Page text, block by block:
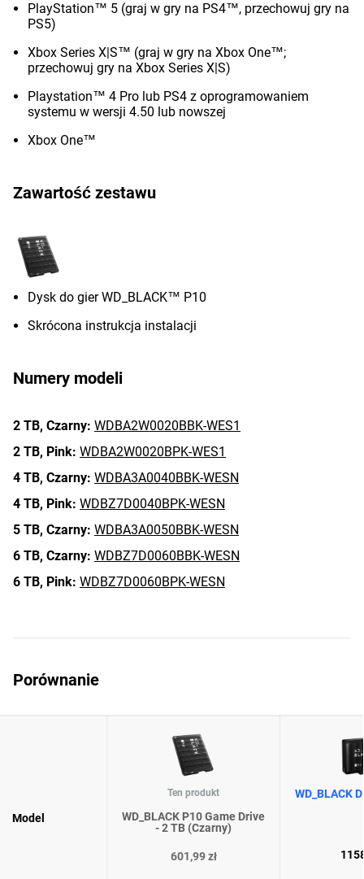
PlayStation™ 5 (graj w gry na PS4™, przechowuj gry na
PS5)
Xbox Series X|S™ (graj w gry na Xbox One™;
przechowuj gry na Xbox Series X|S)
Playstation™ 4 Pro lub PS4 z oprogramowaniem
systemu w wersji 4.50 lub nowszej
Xbox One™
Zawartość zestawu
Dysk do gier WD_BLACK™ P10
Skrócona instrukcja instalacji
Numery modeli
2 TB, Czarny: WDBA2W0020BBK-WES1
2 TB, Pink: WDBA2W0020BPK-WES1
4 TB, Czarny: WDBA3A0040BBK-WESN
4 TB, Pink: WDBZ7D0040BPK-WESN
5 TB, Czarny: WDBA3A0050BBK-WESN
6 TB, Czarny: WDBZ7D0060BBK-WESN
6 TB, Pink: WDBZ7D0060BPK-WESN
Porównanie
Model
Ten produkt
WD_BLACK P10 Game Drive
- 2 TB (Czarny)
601,99 zł
WD_BLACK